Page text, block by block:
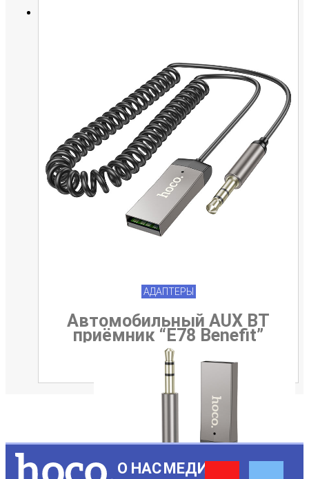
АДАПТЕРЫ
Автомобильный AUX BT
приёмник “E78 Benefit”
О НАСМЕДИА